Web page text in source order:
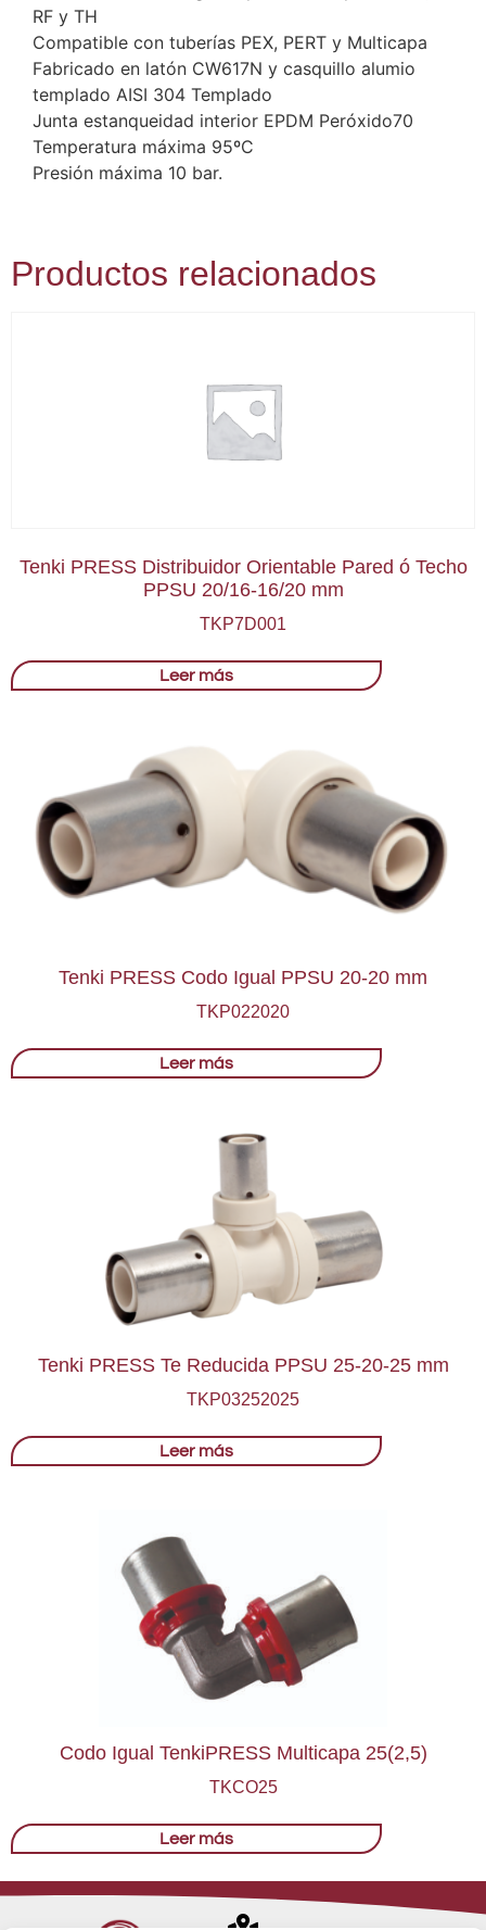
RF y TH
Compatible con tuberías PEX, PERT y Multicapa
Fabricado en latón CW617N y casquillo alumio
templado AISI 304 Templado
Junta estanqueidad interior EPDM Peróxido70
Temperatura máxima 95ºC
Presión máxima 10 bar.
Productos relacionados
Tenki PRESS Distribuidor Orientable Pared ó Techo
PPSU 20/16-16/20 mm
TKP7D001
Leer más
Tenki PRESS Codo Igual PPSU 20-20 mm
TKP022020
Leer más
Tenki PRESS Te Reducida PPSU 25-20-25 mm
TKP03252025
Leer más
Codo Igual TenkiPRESS Multicapa 25(2,5)
TKCO25
Leer más